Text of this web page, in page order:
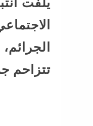
يلفت
تتزاحم